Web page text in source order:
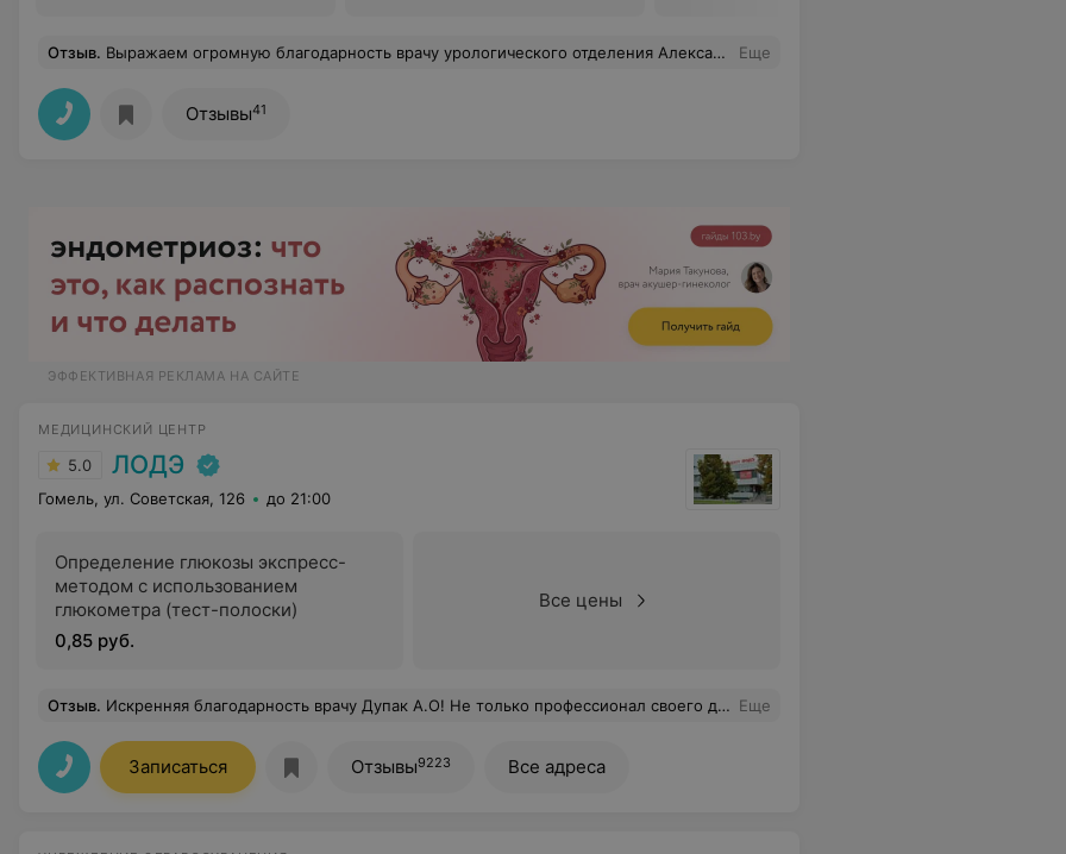
Отзыв. Выражаем огромную благодарность врачу урологического отделения Александре Викторовне за высокий профессионализм, чуткое внимательное отношение к пациентам. Александра Викторовна душевный и небезразличный человек, врач с большой буквы. Спасибо, Вам, Александра Викторовна!!! Еще
Отзывы41
ЭФФЕКТИВНАЯ РЕКЛАМА НА САЙТЕ
МЕДИЦИНСКИЙ ЦЕНТР
5.0 ЛОДЭ
Гомель, ул. Советская, 126 до 21:00
Определение глюкозы экспресс-
методом с использованием
глюкометра (тест-полоски)
0,85 руб.
Все цены
Отзыв. Искренняя благодарность врачу Дупак А.О! Не только профессионал своего дела, но и замечательный человек! Рекомендую Еще
Записаться Отзывы9223 Все адреса